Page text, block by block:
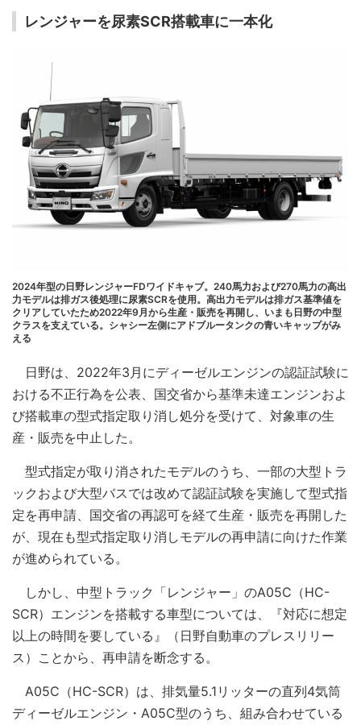
レンジャーを尿素SCR搭載車に一本化
2024年型の日野レンジャーFDワイドキャブ。240馬力および270馬力の高出
力モデルは排ガス後処理に尿素SCRを使用。高出力モデルは排ガス基準値を
クリアしていたため2022年9月から生産・販売を再開し、いまも日野の中型
クラスを支えている。シャシー左側にアドブルータンクの青いキャップがみ
える
日野は、2022年3月にディーゼルエンジンの認証試験に
おける不正行為を公表、国交省から基準未達エンジンおよ
び搭載車の型式指定取り消し処分を受けて、対象車の生
産・販売を中止した。
型式指定が取り消されたモデルのうち、一部の大型トラ
ックおよび大型バスでは改めて認証試験を実施して型式指
定を再申請、国交省の再認可を経て生産・販売を再開した
が、現在も型式指定取り消しモデルの再申請に向けた作業
が進められている。
しかし、中型トラック「レンジャー」のA05C（HC-
SCR）エンジンを搭載する車型については、『対応に想定
以上の時間を要している』（日野自動車のプレスリリー
ス）ことから、再申請を断念する。
A05C（HC-SCR）は、排気量5.1リッターの直列4気筒
ディーゼルエンジン・A05C型のうち、組み合わせている